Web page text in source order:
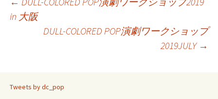
投
ビ
in 大阪
DULL-COLORED POP演劇ワークショップ
2019JULY →
Tweets by dc_pop